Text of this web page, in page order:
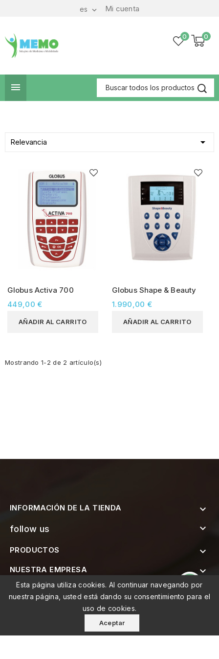
Mi cuenta
es 
0
0

Relevancia 
Globus Activa 700
449,00 €
AÑADIR AL CARRITO
Globus Shape & Beauty
1.990,00 €
AÑADIR AL CARRITO
Mostrando 1-2 de 2 artículo(s)
INFORMACIÓN DE LA TIENDA 
follow us 
Esta página utiliza cookies. Al continuar navegando por
nuestra página, usted está dando su consentimiento para el
uso de cookies.
Aceptar
PRODUCTOS 
NUESTRA EMPRESA 
SUSCRÍBETE AL BOLETÍN 